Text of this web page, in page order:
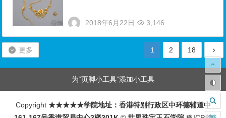
2018年6月22日 3,146
更多 1 2 18
为“页脚小工具”添加小工具
Copyright ★★★★★学院地址：香港特别行政区中环德辅道中